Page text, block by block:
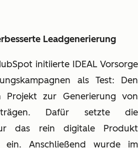
Leadgenerierung
initiierte IDEAL Vorsorge
als Test: Den
Projekt zur Generierung von
Dafür setzte die
das rein digitale Produkt
ein. Anschließend wurde im